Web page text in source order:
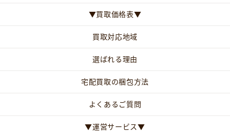
▼買取価格表▼
買取対応地域
選ばれる理由
宅配買取の梱包方法
よくあるご質問
▼運営サービス▼